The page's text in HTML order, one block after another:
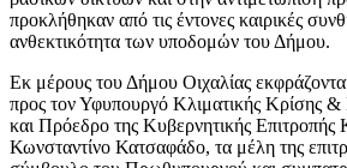
προκλήθηκαν από τις έντονες καιρικές
ανθεκτικότητα των υποδομών του Δήμου.
Εκ μέρους του Δήμου Οιχαλίας
προς τον Υφυπουργό Κλιματικής Κρίσης &
και Πρόεδρο της Κυβερνητικής Επιτροπής
Κωνσταντίνο Κατσαφάδο, τα μέλη της